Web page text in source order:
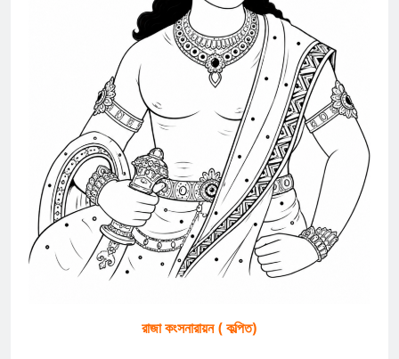
রাজা কংসনারায়ন ( কল্পিত)